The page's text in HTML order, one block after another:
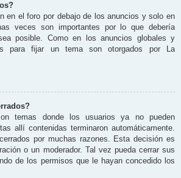
en el foro por debajo de los anuncios y solo en
veces son importantes por lo que debería
posible. Como en los anuncios globales y
para fijar un tema son otorgados por La
temas donde los usuarios ya no pueden
allí contenidas terminaron automáticamente.
por muchas razones. Esta decisión es
o un moderador. Tal vez pueda cerrar sus
de los permisos que le hayan concedido los